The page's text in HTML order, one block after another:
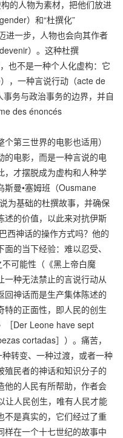
的人物为素材，把他们放进
）和“杜撰化”
进一步，人物也会向其作者
）。这种杜撰
也不是一种个人化虚构：它
，一种言说行动（acte de
务与政治事务的边界，并自
des énoncés
第三世界的电影也适用）
的电影，而是一种言说的电
，才摆脱成为虚构和人种学
斯曼•塞姆班（Ousmane
为基础的杜撰故事，并确保
述的价值，以此来对抗伊斯
西神话的操作方式吗？他的
的当下经验：难以忍受、
可能性（《黑上帝白魔
一种无法禁止的言说行动从
回神话而是生产集体陈述的
特的正面性，即人民的创生
［Der Leone have sept
cortadas］）。痛苦，
转变、一种过渡，或者一种
殖民者的神话和知识分子的
他的人民有所帮助，作者会
让人民创生，唯有人民才能
不是真实的，它们经过了重
样在一个十七世纪的故事中